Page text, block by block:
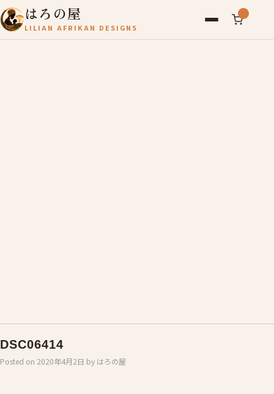
はろの屋
LILIAN AFRIKAN DESIGNS
DSC06414
Posted on 2020年4月2日 by はろの屋